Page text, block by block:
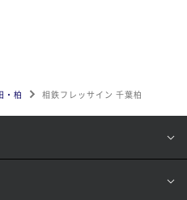
・柏 相鉄フレッサイン 千葉柏